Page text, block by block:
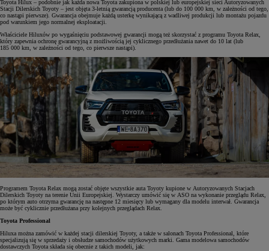
Toyota Hilux – podobnie jak każda nowa Toyota zakupiona w polskiej lub europejskiej sieci Autoryzowanych
Stacji Dilerskich Toyoty – jest objęta 3-letnią gwarancją producenta (lub do 100 000 km, w zależności od tego,
co nastąpi pierwsze). Gwarancja obejmuje każdą usterkę wynikającą z wadliwej produkcji lub montażu pojazdu
pod warunkiem jego normalnej eksploatacji.
Właściciele Hiluxów po wygaśnięciu podstawowej gwarancji mogą też skorzystać z programu Toyota Relax,
który zapewnia ochronę gwarancyjną z możliwością jej cyklicznego przedłużania nawet do 10 lat (lub
185 000 km, w zależności od tego, co pierwsze nastąpi).
Programem Toyota Relax mogą zostać objęte wszystkie auta Toyoty kupione w Autoryzowanych Stacjach
Dilerskich Toyoty na terenie Unii Europejskiej. Wystarczy umówić się w ASO na wykonanie przeglądu Relax,
po którym auto otrzyma gwarancję na następne 12 miesięcy lub wymagany dla modelu interwał. Gwarancja
może być cyklicznie przedłużana przy kolejnych przeglądach Relax.
Toyota Professional
Hiluxa można zamówić w każdej stacji dilerskiej Toyoty, a także w salonach Toyota Professional, które
specjalizują się w sprzedaży i obsłudze samochodów użytkowych marki. Gama modelowa samochodów
dostawczych Toyota składa się obecnie z takich modeli, jak: